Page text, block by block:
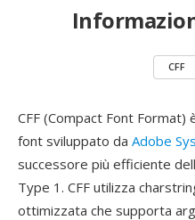
CFF
CFF (Compact Font
font sviluppato da Adobe
successore più efficiente
Type 1. CFF utilizza
ottimizzata che supporta